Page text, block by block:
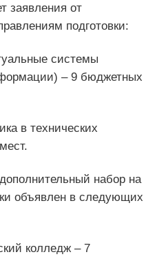
заявления от
подготовки:
системы
– 9 бюджетных
в технических
набор на
объявлен в следующих
колледж – 7